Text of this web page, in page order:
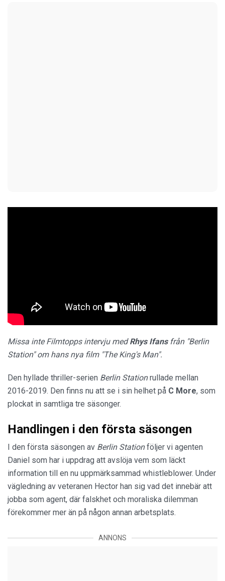
Missa inte Filmtopps intervju medRhys Ifansfrån "Berlin
Station" om hans nya film "The King's Man".
Den hyllade thriller-serien Berlin Stationrullade mellan
2016-2019. Den finns nu att se i sin helhet på C More, som
plockat in samtliga tre säsonger.
Handlingen i den första säsongen
I den första säsongen av Berlin Stationföljer vi agenten
Daniel som har i uppdrag att avslöja vem som läckt
information till en nu uppmärksammad whistleblower. Under
vägledning av veteranen Hector han sig vad det innebär att
jobba som agent, där falskhet och moraliska dilemman
förekommer mer än på någon annan arbetsplats.
ANNONS